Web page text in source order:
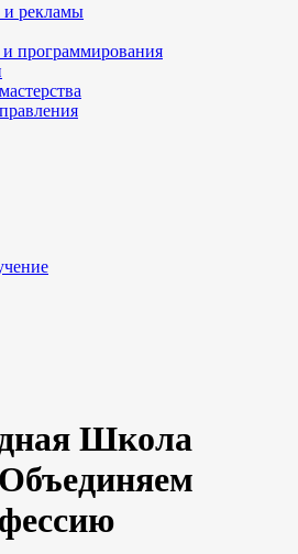
и рекламы
программирования
Школа
Объединяем